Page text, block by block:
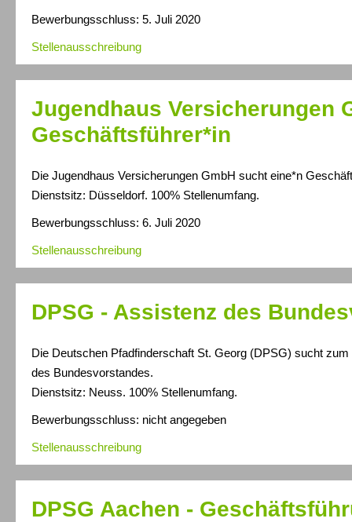
Bewerbungsschluss: 5. Juli 2020
Stellenausschreibung
Jugendhaus Versicherungen
Geschäftsführer*in
Die Jugendhaus Versicherungen GmbH sucht eine*n
Dienstsitz: Düsseldorf. 100% Stellenumfang.
Bewerbungsschluss: 6. Juli 2020
Stellenausschreibung
DPSG - Assistenz des
Die Deutschen Pfadfinderschaft St. Georg (DPSG) sucht
des Bundesvorstandes.
Dienstsitz: Neuss. 100% Stellenumfang.
Bewerbungsschluss: nicht angegeben
Stellenausschreibung
DPSG Aachen -